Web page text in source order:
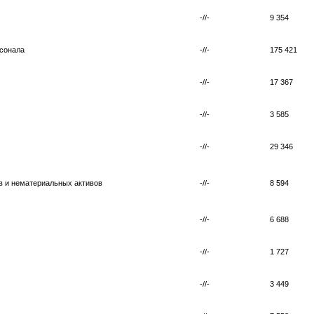
-//- 9 354
-//- 175 421
-//- 17 367
-//- 3 585
-//- 29 346
и нематериальных активов -//- 8 594
-//- 6 688
-//- 1 727
-//- 3 449